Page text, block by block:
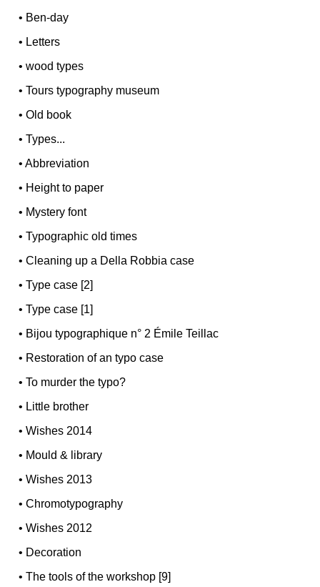
• Ben-day
• Letters
•wood types
•Tours typography museum
•Old book
•Types...
•Abbreviation
• Height to paper
• Mystery font
•Typographic old times
•Cleaning up a Della Robbia case
•Type case [2]
•Type case [1]
• Bijou typographique n° 2 Émile Teillac
• Restoration of an typo case
•To murder the typo?
• Little brother
•Wishes 2014
• Mould & library
•Wishes 2013
•Chromotypography
•Wishes 2012
• Decoration
•The tools of the workshop [9]